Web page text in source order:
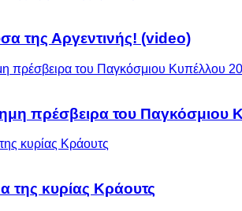
της Αργεντινής! (video)
πρέσβειρα του Παγκόσμιου
της κυρίας Κράουτς